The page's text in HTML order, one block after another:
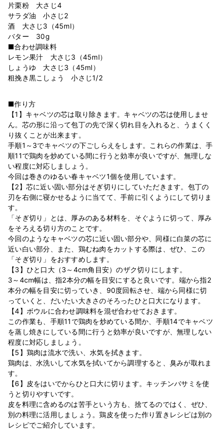
片栗粉 大さじ4
サラダ油 小さじ2
酒 大さじ3（45ml）
バター 30g
■合わせ調味料
レモン果汁 大さじ3（45ml）
しょうゆ 大さじ3（45ml）
粗挽き黒こしょう 小さじ1/2
■作り方
【1】キャベツの芯は取り除きます。キャベツの芯は使用しませ
ん。芯の形に沿って包丁の先で深く切れ目を入れると、うまくく
り抜くことが出来ます。
手順1～3でキャベツの下ごしらえをします。これらの作業は、手
順11で鶏肉を炒めている間に行うと効率が良いですが、無理しな
い程度に対応しましょう。
今回は巻きのゆるい春キャベツ1個を使用しています。
【2】芯に近い固い部分はそぎ切りにしていただきます。包丁の
刃を右側に寝かせるように当てて、手前に引くようにして切りま
す。
「そぎ切り」とは、厚みのある材料を、そぐように切って、厚み
をそろえる切り方のことです。
今回のようなキャベツの芯に近い固い部分や、同様に白菜の芯に
近い白い部分、また、鶏むね肉をカットする際は、ぜひ、この
「そぎ切り」をおすすめします。
【3】ひと口大（3～4cm角目安）のザク切りにします。
3～4cm幅は、指2本分の幅を目安にすると良いです。端から指2
本分の幅を目安に切っていき、90度回転させ、端から同様に切
っていくと、だいたい大きさのそろったひと口大になります。
【4】ボウルに合わせ調味料を混ぜ合わせておきます。
この作業も、手順11で鶏肉を炒めている間か、手順14でキャベツ
を蒸し焼きにしている間に行うと効率が良いですが、無理しない
程度に対応しましょう。
【5】鶏肉は流水で洗い、水気を拭きます。
鶏肉は、水洗いして水気を拭いてから調理すると、臭みが取れま
す。
【6】皮をはいでからひと口大に切ります。キッチンバサミを使
うと切りやすいです。
皮を料理に含めるのは苦手という方も、捨てるのではく、ぜひ、
別の料理に活用しましょう。鶏皮を使った作り置きレシピは別の
レシピでご紹介しています。